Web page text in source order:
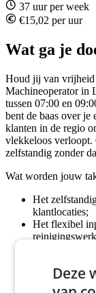
37 uur per week
€15,02 per uur
Wat ga je
Houd jij van vrijheid
Machineoperator in
tussen 07:00 en
bent de baas over je
klanten in de regio
vlekkeloos verloopt.
zelfstandig zonder
Wat worden jouw
Het
klantlocaties;
Het flexibel
Het snel
Deze